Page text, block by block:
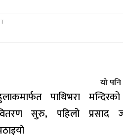
यो
पाथिभरा
सुरु, पहिलो प्रसाद